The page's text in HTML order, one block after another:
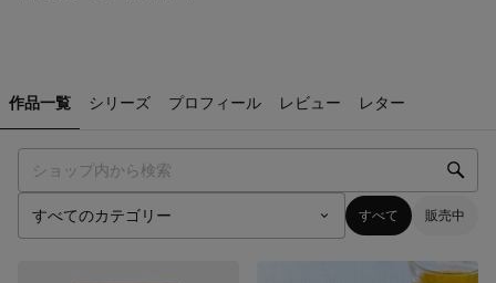
作品一覧 シリーズ プロフィール レビュー レター
すべて 販売中